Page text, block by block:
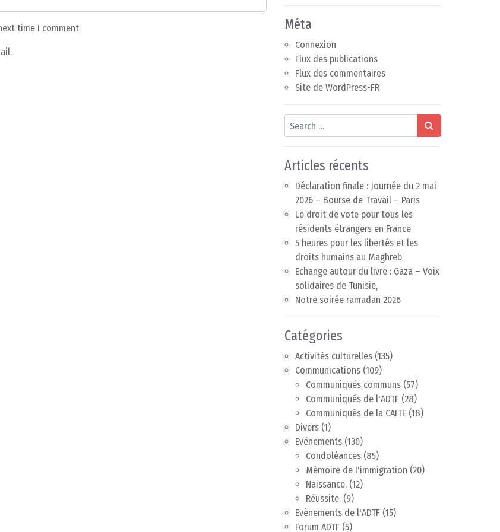
time I comment Méta
Connexion
Flux des publications
Flux des commentaires
Site de WordPress-FR
Search
Articles récents
Déclaration finale : Journée du 2 mai
2026 – Bourse de Travail – Paris
Le droit de vote pour tous les
résidents étrangers en France
5 heures pour les libertés et les
droits humains au Maghreb
Echange autour du livre : Gaza – Voix
solidaires de Tunisie,
Notre soirée ramadan 2026
Catégories
Activités culturelles (135)
Communications (109)
Communiqués communs (57)
Communiqués de l'ADTF (28)
Communiqués de la CAITE (18)
Divers (1)
Evénements (130)
Condoléances (85)
Mémoire de l'immigration (20)
Naissance. (12)
Réussite. (9)
Evènements de l'ADTF (15)
Forum ADTF (5)